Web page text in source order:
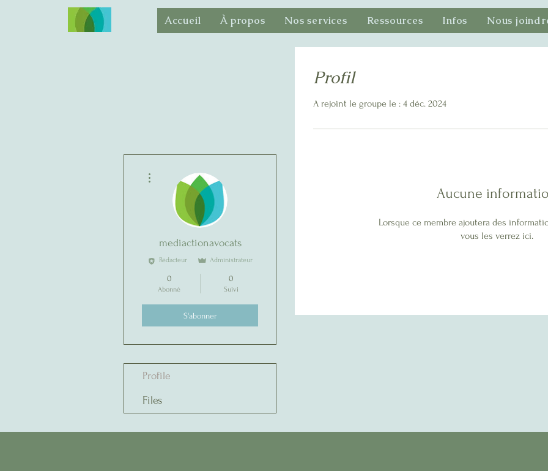
Accueil À propos Nos services Ressources Infos Nous
Profil
A rejoint le groupe le : 4 déc. 2024
Aucune
Lorsque ce membre ajoutera des
vous les verrez ici.
mediactionavocats
Rédacteur Administrateur
0
Abonné
0
Suivi
S'abonner
Profile
Files